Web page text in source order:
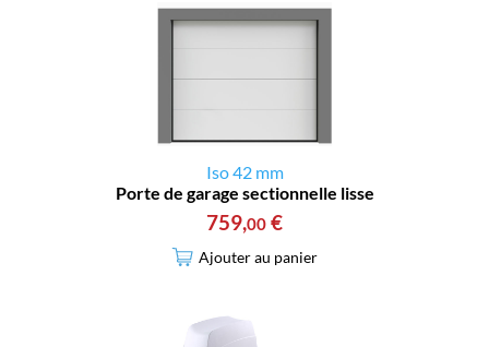
Iso 42 mm
Porte de garage sectionnelle lisse
759,00 €
Ajouter au panier